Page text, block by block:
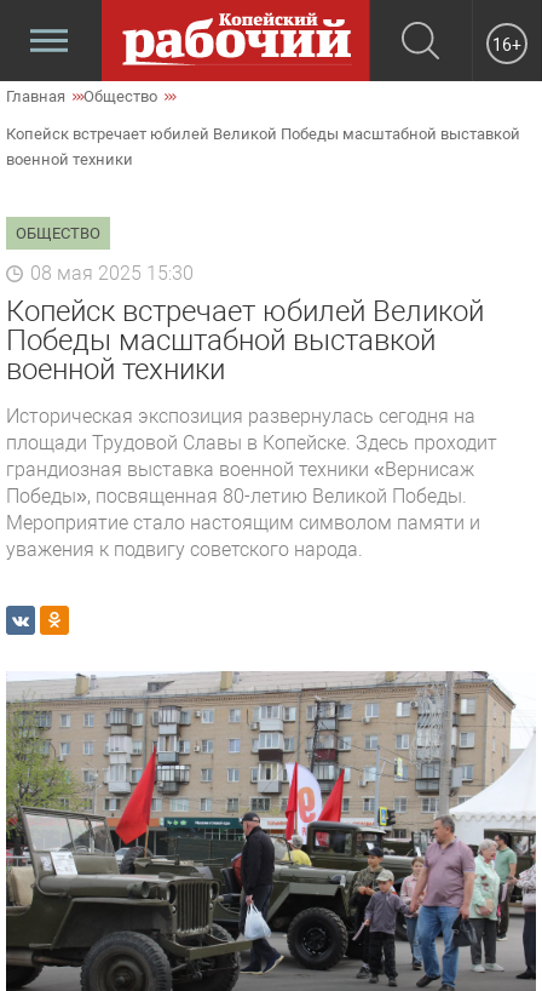
16+
Главная Общество
Копейск встречает юбилей Великой Победы масштабной выставкой
военной техники
ОБЩЕСТВО
08 мая 2025 15:30
Копейск встречает юбилей Великой
Победы масштабной выставкой
военной техники
Историческая экспозиция развернулась сегодня на
площади Трудовой Славы в Копейске. Здесь проходит
грандиозная выставка военной техники «Вернисаж
Победы», посвященная 80-летию Великой Победы.
Мероприятие стало настоящим символом памяти и
уважения к подвигу советского народа.